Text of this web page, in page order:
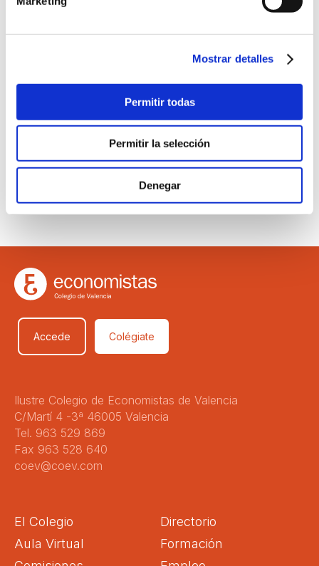
Mostrar detalles
Permitir todas
Permitir la selección
Denegar
Hub Empresa Valencia
organiza una sesión sobre la
importancia de las pausas para
La Cátedra Vectalia Movilidad,
la CEV y Vectalia analizarán los
retos de la movilidad laboral
Accede Colégiate
Ilustre Colegio de Economistas de Valencia
C/Martí 4 -3ª 46005 Valencia
Tel. 963 529 869
Fax 963 528 640
coev@coev.com
El Colegio
Directorio
Aula Virtual
Formación